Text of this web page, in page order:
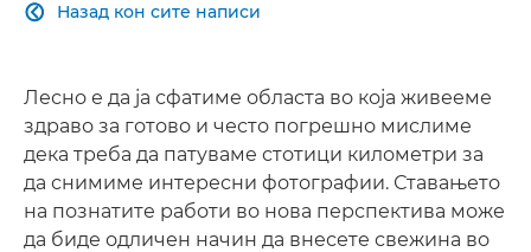
Назад кон сите написи

Лесно е да ја сфатиме областа во која живееме
здраво за готово и често погрешно мислиме
дека треба да патуваме стотици километри за
да снимиме интересни фотографии. Ставањето
на познатите работи во нова перспектива може
да биде одличен начин да внесете свежина во